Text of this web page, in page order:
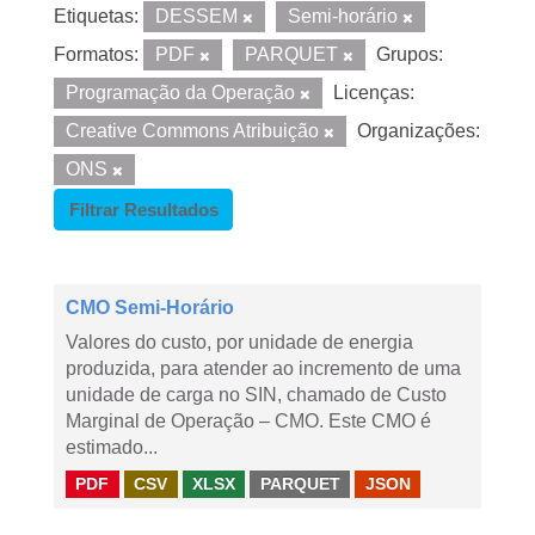
Etiquetas: DESSEM
Semi-horário
Formatos:
PDF PARQUET
Grupos:
Programação da Operação
Licenças:
Creative Commons Atribuição
Organizações:
ONS
Filtrar Resultados
CMO Semi-Horário
Valores do custo, por unidade de energia
produzida, para atender ao incremento de uma
unidade de carga no SIN, chamado de Custo
Marginal de Operação – CMO. Este CMO é
estimado...
PDF CSV XLSX PARQUET JSON